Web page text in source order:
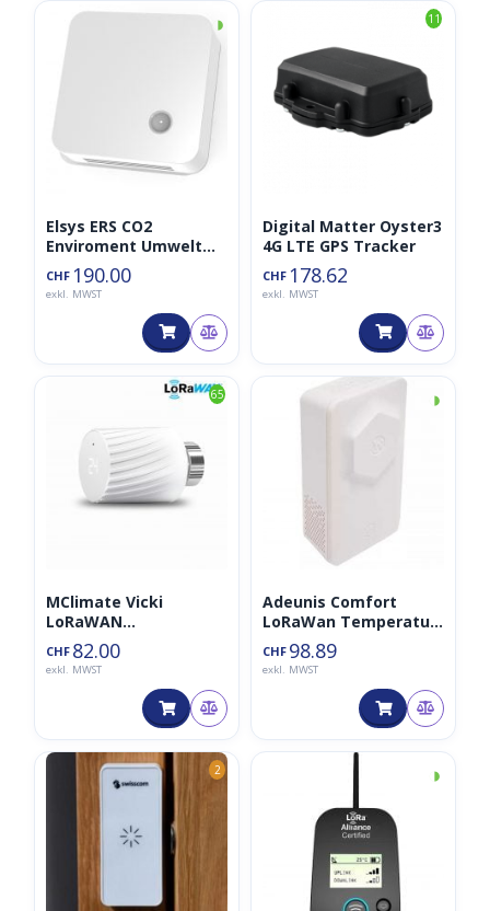
◑
Elsys ERS CO2
Enviroment Umwelt
LoRaWAN Sensor
868MHz
CHF 190.00
exkl. MWST
11
Digital Matter Oyster3
4G LTE GPS Tracker
CHF 178.62
exkl. MWST
65
MClimate Vicki
LoRaWAN
Heizkörperthermostat
(Rugged)
CHF 82.00
exkl. MWST
◑
Adeunis Comfort
LoRaWan Temperatur
und Luftfeuchtigkeits
Enviroment Sensor
868MHz
CHF 98.89
exkl. MWST
2 ◑